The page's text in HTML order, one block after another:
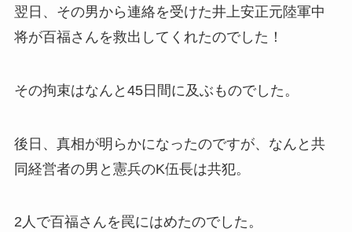
翌日、その男から連絡を受けた井上安正元陸軍中
将が百福さんを救出してくれたのでした！
その拘束はなんと45日間に及ぶものでした。
後日、真相が明らかになったのですが、なんと共
同経営者の男と憲兵のK伍長は共犯。
2人で百福さんを罠にはめたのでした。